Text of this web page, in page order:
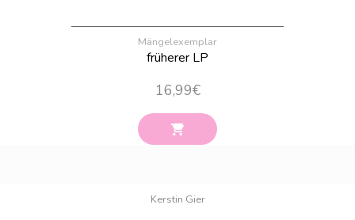
Mängelexemplar
früherer LP
16,99€
Kerstin Gier